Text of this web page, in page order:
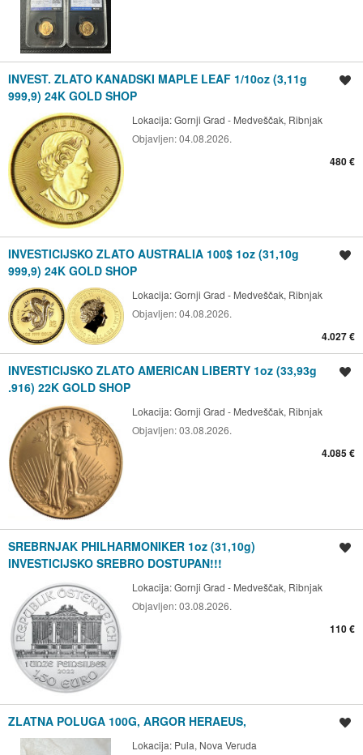
INVEST. ZLATO KANADSKI MAPLE LEAF 1/10oz (3,11g
999,9) 24K GOLD SHOP
Lokacija:Gornji Grad - Medveščak, Ribnjak
Objavljen:04.08.2026.
480 €
INVESTICIJSKO ZLATO AUSTRALIA 100$ 1oz (31,10g
999,9) 24K GOLD SHOP
Lokacija:Gornji Grad - Medveščak, Ribnjak
Objavljen:04.08.2026.
4.027 €
INVESTICIJSKO ZLATO AMERICAN LIBERTY 1oz (33,93g
.916) 22K GOLD SHOP
Lokacija:Gornji Grad - Medveščak, Ribnjak
Objavljen:03.08.2026.
4.085 €
SREBRNJAK PHILHARMONIKER 1oz (31,10g)
INVESTICIJSKO SREBRO DOSTUPAN!!!
Lokacija:Gornji Grad - Medveščak, Ribnjak
Objavljen:03.08.2026.
110 €
ZLATNA POLUGA 100G, ARGOR HERAEUS,
Lokacija: Pula, Nova Veruda